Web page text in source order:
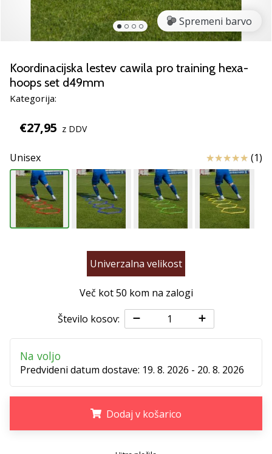
smo
Pridruži
kot
brend
ambasador/ka.
Prikaži
vse
članke
Spremeni barvo
Koordinacijska lestev cawila pro training hexa-
hoops set d49mm
Kategorija:
€27,95 z DDV
Unisex Ocena izdelka
(1)
Univerzalna velikost
Več kot 50 kom na zalogi
Število kosov:
Na voljo
Predvideni datum dostave: 19. 8. 2026 - 20. 8. 2026
Dodaj v košarico